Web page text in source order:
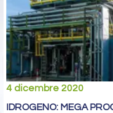
4 dicembre 2020
IDROGENO: MEGA